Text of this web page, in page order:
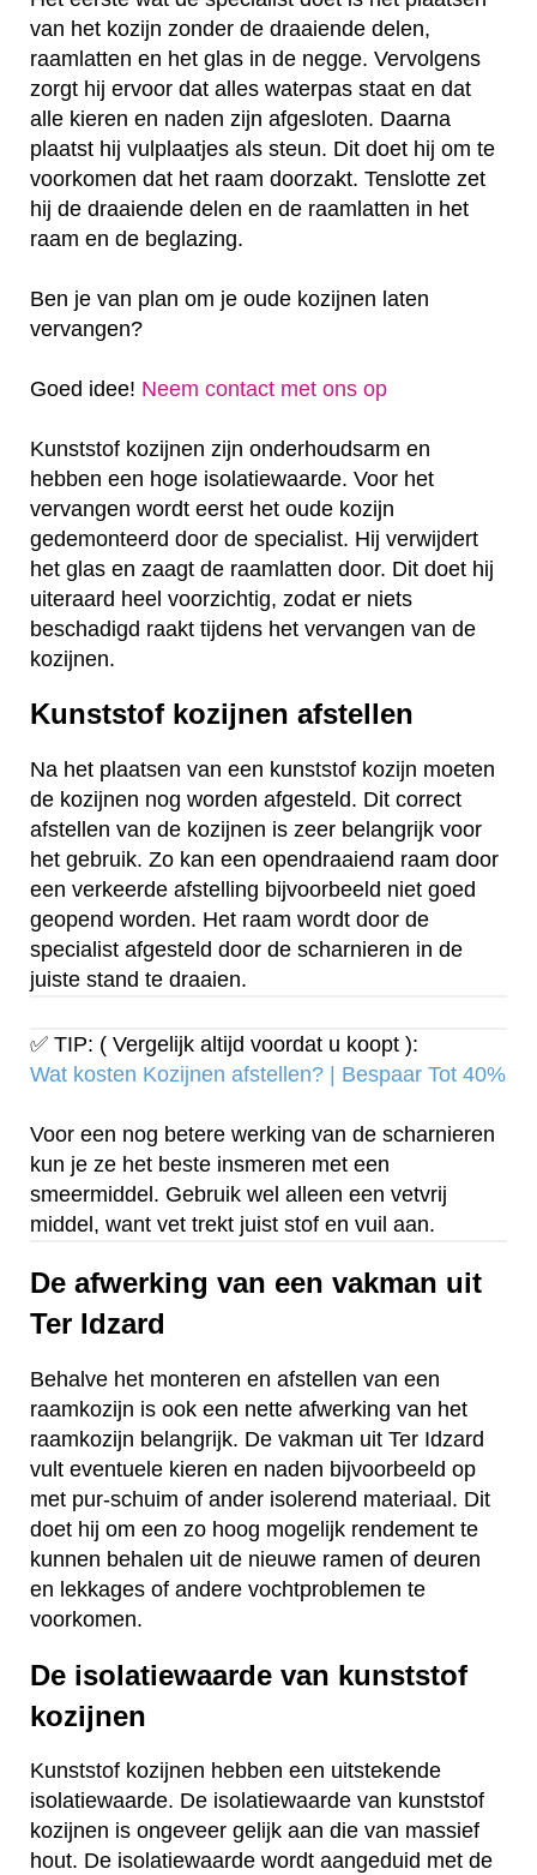
van het kozijn zonder de draaiende delen,
raamlatten en het glas in de negge. Vervolgens
zorgt hij ervoor dat alles waterpas staat en dat
alle kieren en naden zijn afgesloten. Daarna
plaatst hij vulplaatjes als steun. Dit doet hij om te
voorkomen dat het raam doorzakt. Tenslotte zet
hij de draaiende delen en de raamlatten in het
raam en de beglazing.
Ben je van plan om je oude kozijnen laten
vervangen?
Goed idee! Neem contact met ons op
Kunststof kozijnen zijn onderhoudsarm en
hebben een hoge isolatiewaarde. Voor het
vervangen wordt eerst het oude kozijn
gedemonteerd door de specialist. Hij verwijdert
het glas en zaagt de raamlatten door. Dit doet hij
uiteraard heel voorzichtig, zodat er niets
beschadigd raakt tijdens het vervangen van de
kozijnen.
Kunststof kozijnen afstellen
Na het plaatsen van een kunststof kozijn moeten
de kozijnen nog worden afgesteld. Dit correct
afstellen van de kozijnen is zeer belangrijk voor
het gebruik. Zo kan een opendraaiend raam door
een verkeerde afstelling bijvoorbeeld niet goed
geopend worden. Het raam wordt door de
specialist afgesteld door de scharnieren in de
juiste stand te draaien.
✅ TIP: ( Vergelijk altijd voordat u koopt ):
Wat kosten Kozijnen afstellen? | Bespaar Tot 40%‎
Voor een nog betere werking van de scharnieren
kun je ze het beste insmeren met een
smeermiddel. Gebruik wel alleen een vetvrij
middel, want vet trekt juist stof en vuil aan.
De afwerking van een vakman uit
Ter Idzard
Behalve het monteren en afstellen van een
raamkozijn is ook een nette afwerking van het
raamkozijn belangrijk. De vakman uit Ter Idzard
vult eventuele kieren en naden bijvoorbeeld op
met pur-schuim of ander isolerend materiaal. Dit
doet hij om een zo hoog mogelijk rendement te
kunnen behalen uit de nieuwe ramen of deuren
en lekkages of andere vochtproblemen te
voorkomen.
De isolatiewaarde van kunststof
kozijnen
Kunststof kozijnen hebben een uitstekende
isolatiewaarde. De isolatiewaarde van kunststof
kozijnen is ongeveer gelijk aan die van massief
hout. De isolatiewaarde wordt aangeduid met de